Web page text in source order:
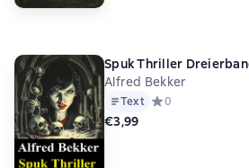
Spuk Thriller
Alfred Bekker
Text Средний рейтинг
0
€3,99